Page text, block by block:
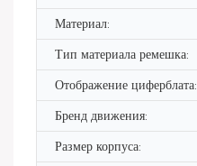
Материал:
Тип материала ремешка:
Отображение циферблата:
Бренд движения:
Размер корпуса: